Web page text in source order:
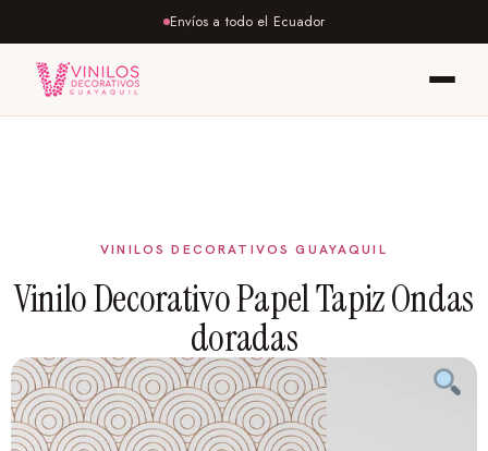
Envíos a todo el Ecuador
Vinilo Decorativo Papel Tapiz Ondas
doradas